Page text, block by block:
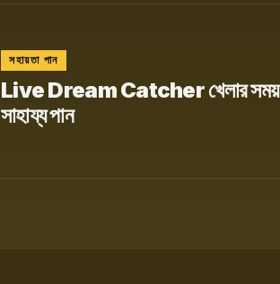
সহায়তা পান
Live Dream Catcher খেলার সময়
সাহায্য পান